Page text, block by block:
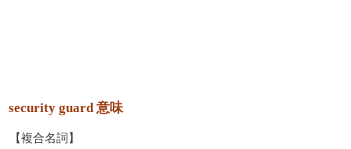
security guard 意味
【複合名詞】